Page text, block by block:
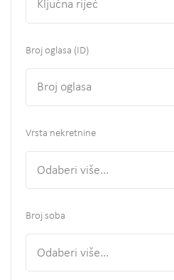
Broj oglasa (ID)
Vrsta nekretnine
Odaberi više...
Broj soba
Odaberi više...